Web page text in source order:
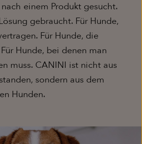
einem Produkt gesucht.
gebraucht. Für Hunde,
Für Hunde, die
Hunde, bei denen man
muss. CANINI ist nicht aus
sondern aus dem
Hunden.